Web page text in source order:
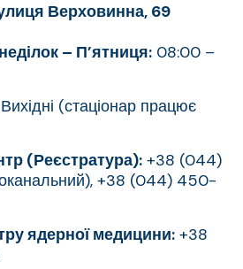
Верховинна, 69
– П’ятниця: 08:00 –
Вихідні (стаціонар працює
(Реєстратура): +38 (044)
+38 (044) 450-
ядерної медицини: +38